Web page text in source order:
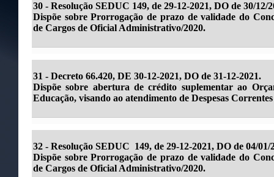
30 - Resolução SEDUC 149, de 29-12-2021, DO de 30/12/
Dispõe sobre Prorrogação de prazo de validade do
de Cargos de Oficial Administrativo/2020.
31 - Decreto 66.420, DE 30-12-2021, DO de 31-12-2021.
Dispõe sobre abertura de crédito suplementar ao
Educação, visando ao atendimento de Despesas
32 - Resolução SEDUC 149, de 29-12-2021, DO de 04/01/
Dispõe sobre Prorrogação de prazo de validade do
de Cargos de Oficial Administrativo/2020.